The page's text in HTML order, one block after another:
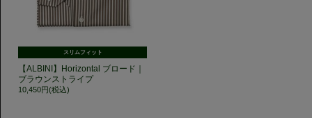
スリムフィット
【ALBINI】Horizontal ブロード｜
ブラウンストライプ
10,450円(税込)